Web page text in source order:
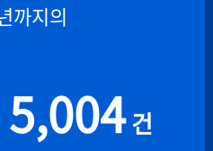
까지의
5,004건